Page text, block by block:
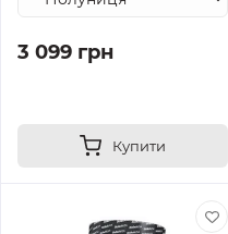
3 099 грн
Купити